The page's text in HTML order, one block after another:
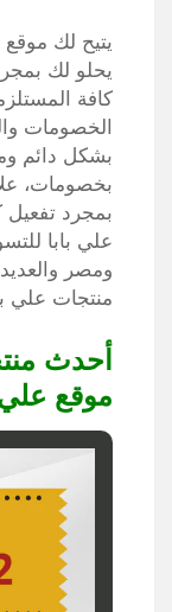
يتيح لك
يحلو لك
كافة
الخصومات
بشكل دائم
بخصومات،
بمجرد تفعيل
علي بابا
ومصر
منتجات علي
أحدث
موقع علي